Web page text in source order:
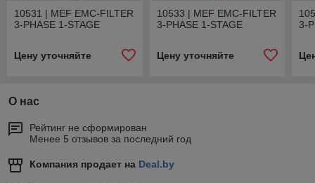
10531 | MEF EMC-FILTER
3-PHASE 1-STAGE
Цену уточняйте
10533 | MEF EMC-FILTER
3-PHASE 1-STAGE
Цену уточняйте
3-
О нас
Рейтинг не сформирован
Менее 5 отзывов за последний год
Компания продает на Deal.by